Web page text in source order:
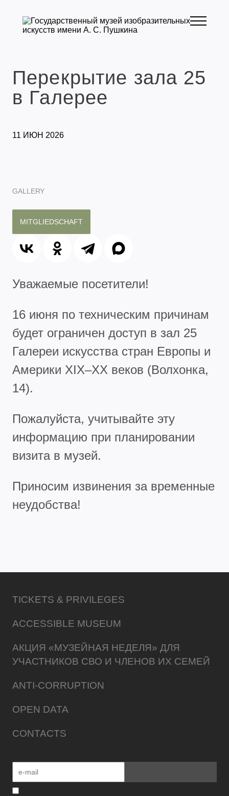
Перекрытие зала 25
в Галерее
11 ИЮН 2026
GALLERY
MITGLIEDSCHAFT
Уважаемые посетители!
16 июня по техническим причинам
будет ограничен доступ в зал 25
Галереи искусства стран Европы и
Америки XIX–XX веков (Волхонка,
14).
Пожалуйста, учитывайте эту
информацию при планировании
визита в музей.
Приносим извинения за временные
неудобства!
TICKETS & PRIVILEGES
ACCESSIBLE MUSEUM
АКЦИЯ «МУЗЕЙНАЯ НЕДЕЛЯ» ДЛЯ
УЧАСТНИКОВ СВО И ЧЛЕНОВ ИХ СЕМЕЙ
ANTI-CORRUPTION
OPEN DATA
CONTACTS